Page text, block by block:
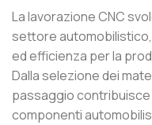
La lavorazione CNC
settore
ed efficienza per la
Dalla selezione dei
passaggio
componenti